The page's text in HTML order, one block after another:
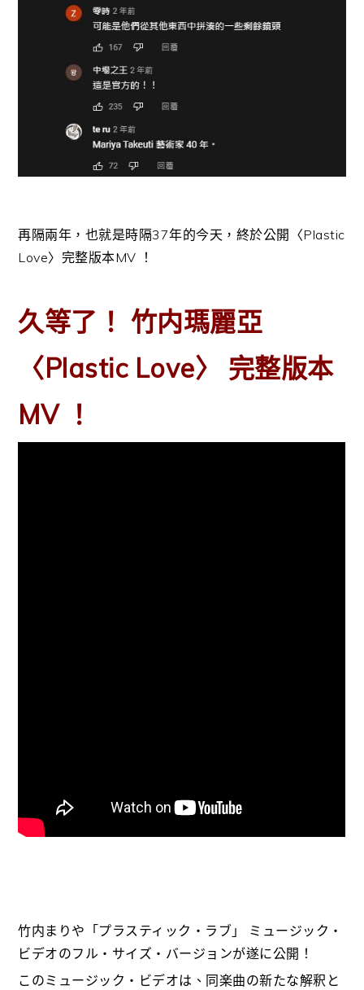
再隔兩年，也就是時隔37年的今天，終於公開〈Plastic
Love〉完整版本MV ！
久等了！ 竹内瑪麗亞
〈Plastic Love〉 完整版本
MV ！
竹内まりや「プラスティック・ラブ」 ミュージック・
ビデオのフル・サイズ・バージョンが遂に公開！
このミュージック・ビデオは、同楽曲の新たな解釈と